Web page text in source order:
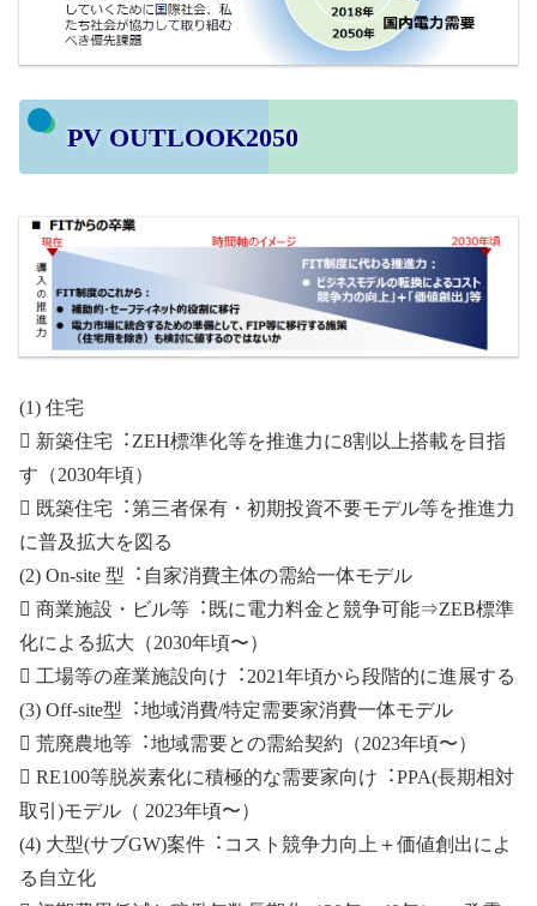
PV OUTLOOK2050
(1) 住宅
 新築住宅︓ZEH標準化等を推進⼒に8割以上搭載を⽬指
す（2030年頃）
 既築住宅︓第三者保有・初期投資不要モデル等を推進⼒
に普及拡⼤を図る
(2) On-site 型︓⾃家消費主体の需給⼀体モデル
 商業施設・ビル等︓既に電⼒料⾦と競争可能⇒ZEB標準
化による拡⼤（2030年頃〜）
 ⼯場等の産業施設向け︓2021年頃から段階的に進展する
(3) Off-site型︓地域消費/特定需要家消費⼀体モデル
 荒廃農地等︓地域需要との需給契約（2023年頃〜）
 RE100等脱炭素化に積極的な需要家向け︓PPA(⻑期相対
取引)モデル（ 2023年頃〜）
(4) ⼤型(サブGW)案件︓コスト競争⼒向上＋価値創出によ
る⾃⽴化